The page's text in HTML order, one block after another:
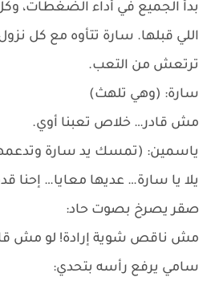
بدأ الجميع في أداء الضغطات،
اللي قبلها. سارة تتأوه مع كل نزول
ترتعش من التعب.
سارة: (وهي تلهث)
مش قادر… خلاص تعبنا أوي.
ياسمين: (تمسك يد سارة
يلا يا سارة… عديها معايا… إحنا
صقر يصرخ بصوت حاد:
مش ناقص شوية إرادة! لو مش
سامي يرفع رأسه بتحدي: